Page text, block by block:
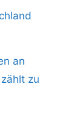
an
zu